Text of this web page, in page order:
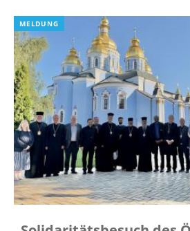
MELDUNG